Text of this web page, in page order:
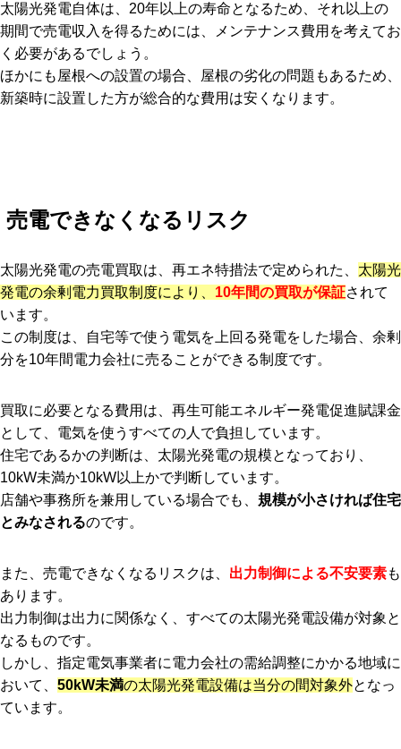
太陽光発電自体は、20年以上の寿命となるため、それ以上の
期間で売電収入を得るためには、メンテナンス費用を考えてお
く必要があるでしょう。
ほかにも屋根への設置の場合、屋根の劣化の問題もあるため、
新築時に設置した方が総合的な費用は安くなります。
売電できなくなるリスク
太陽光発電の売電買取は、再エネ特措法で定められた、 太陽光
発電の余剰電力買取制度により、 10年間の買取が保証されて
います。
この制度は、自宅等で使う電気を上回る発電をした場合、余剰
分を10年間電力会社に売ることができる制度です。
買取に必要となる費用は、再生可能エネルギー発電促進賦課金
として、電気を使うすべての人で負担しています。
住宅であるかの判断は、太陽光発電の規模となっており、
10kW未満か10kW以上かで判断しています。
店舗や事務所を兼用している場合でも、 規模が小さければ住宅
とみなされるのです。
また、売電できなくなるリスクは、 出力制御による不安要素も
あります。
出力制御は出力に関係なく、すべての太陽光発電設備が対象と
なるものです。
しかし、指定電気事業者に電力会社の需給調整にかかる地域に
おいて、 50kW未満の太陽光発電設備は当分の間対象外となっ
ています。